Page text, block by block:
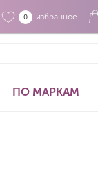
0 избранное
ПО МАРКАМ